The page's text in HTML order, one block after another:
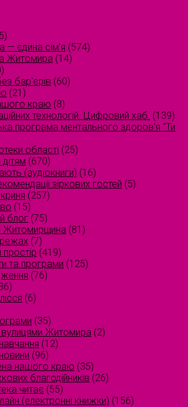
— єдина сім’я (574)
Житомира (14)
бар'єрів (60)
(21)
краю (8)
технологій. Цифровий хаб. (139)
програма ментального здоров'я "Ти
області (25)
(670)
(аудіокниги) (16)
зіркових гостей (5)
(257)
(15)
блог (75)
Житомирщина (81)
(7)
(419)
та програми (125)
(76)
(6)
(35)
вулицями Житомира (2)
(12)
(96)
нашого краю (35)
благодійників (26)
читає (55)
(електронні книжки) (156)